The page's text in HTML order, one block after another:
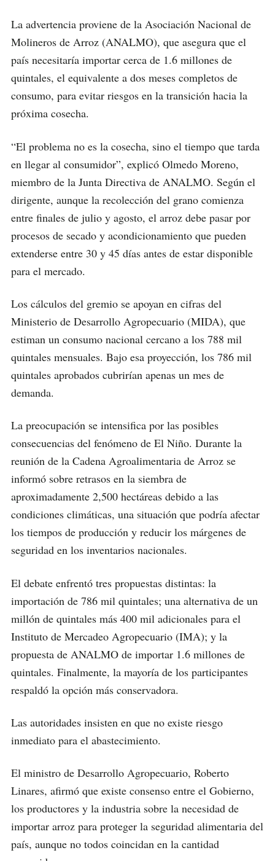
La advertencia proviene de la Asociación Nacional de
Molineros de Arroz (ANALMO), que asegura que el
país necesitaría importar cerca de 1.6 millones de
quintales, el equivalente a dos meses completos de
consumo, para evitar riesgos en la transición hacia la
próxima cosecha.
“El problema no es la cosecha, sino el tiempo que tarda
en llegar al consumidor”, explicó Olmedo Moreno,
miembro de la Junta Directiva de ANALMO. Según el
dirigente, aunque la recolección del grano comienza
entre finales de julio y agosto, el arroz debe pasar por
procesos de secado y acondicionamiento que pueden
extenderse entre 30 y 45 días antes de estar disponible
para el mercado.
Los cálculos del gremio se apoyan en cifras del
Ministerio de Desarrollo Agropecuario (MIDA), que
estiman un consumo nacional cercano a los 788 mil
quintales mensuales. Bajo esa proyección, los 786 mil
quintales aprobados cubrirían apenas un mes de
demanda.
La preocupación se intensifica por las posibles
consecuencias del fenómeno de El Niño. Durante la
reunión de la Cadena Agroalimentaria de Arroz se
informó sobre retrasos en la siembra de
aproximadamente 2,500 hectáreas debido a las
condiciones climáticas, una situación que podría afectar
los tiempos de producción y reducir los márgenes de
seguridad en los inventarios nacionales.
El debate enfrentó tres propuestas distintas: la
importación de 786 mil quintales; una alternativa de un
millón de quintales más 400 mil adicionales para el
Instituto de Mercadeo Agropecuario (IMA); y la
propuesta de ANALMO de importar 1.6 millones de
quintales. Finalmente, la mayoría de los participantes
respaldó la opción más conservadora.
Las autoridades insisten en que no existe riesgo
inmediato para el abastecimiento.
El ministro de Desarrollo Agropecuario, Roberto
Linares, afirmó que existe consenso entre el Gobierno,
los productores y la industria sobre la necesidad de
importar arroz para proteger la seguridad alimentaria del
país, aunque no todos coincidan en la cantidad